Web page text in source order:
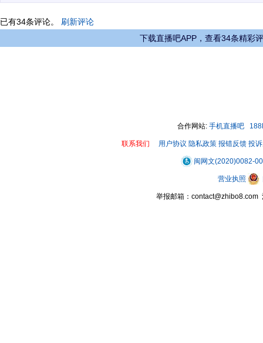
已有34条评论。 刷新评论
下载直播吧APP，查看34条精彩
合作网站: 手机直播吧
联系我们 用户协议 隐私政策 报错反馈 投
闽网文(2020)0082-
营业执照
举报邮箱：